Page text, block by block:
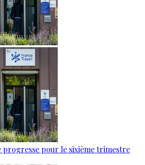
progresse pour le sixième trimestre